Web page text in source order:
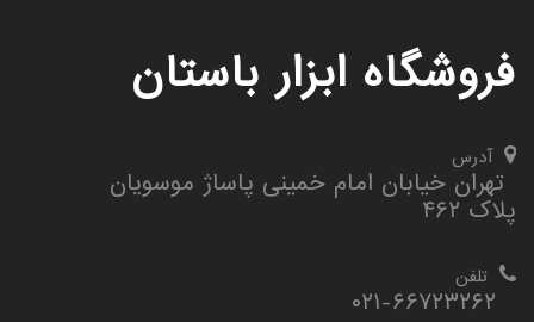
فروشگاه ابزار باستان
آدرس
تهران خیابان امام خمینی پاساژ موسویان
پلاک ۴۶۲
تلفن